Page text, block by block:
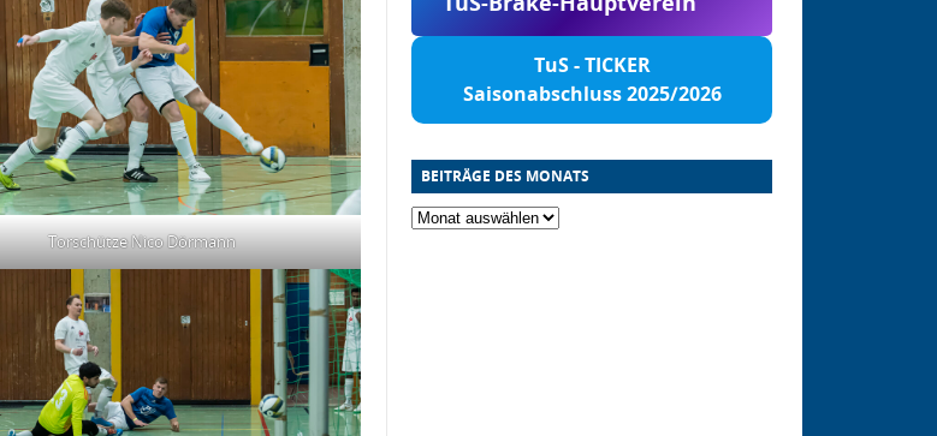
Torschütze Nico Dörmann
TuS - TICKER
Saisonabschluss 2025/2026
BEITRÄGE DES MONATS